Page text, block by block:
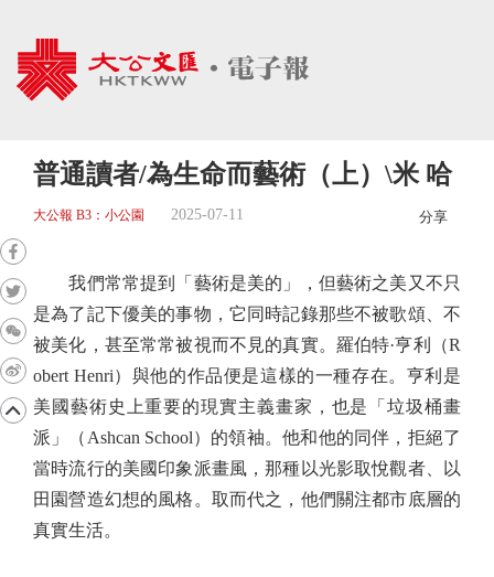
普通讀者/為生命而藝術（上）\米 哈
大公報 B3：小公園 2025-07-11 分享
我們常常提到「藝術是美的」，但藝術之美又不只
是為了記下優美的事物，它同時記錄那些不被歌頌、不
被美化，甚至常常被視而不見的真實。羅伯特·亨利（R
obert Henri）與他的作品便是這樣的一種存在。亨利是
美國藝術史上重要的現實主義畫家，也是「垃圾桶畫
派」（Ashcan School）的領袖。他和他的同伴，拒絕了
當時流行的美國印象派畫風，那種以光影取悅觀者、以
田園營造幻想的風格。取而代之，他們關注都市底層的
真實生活。